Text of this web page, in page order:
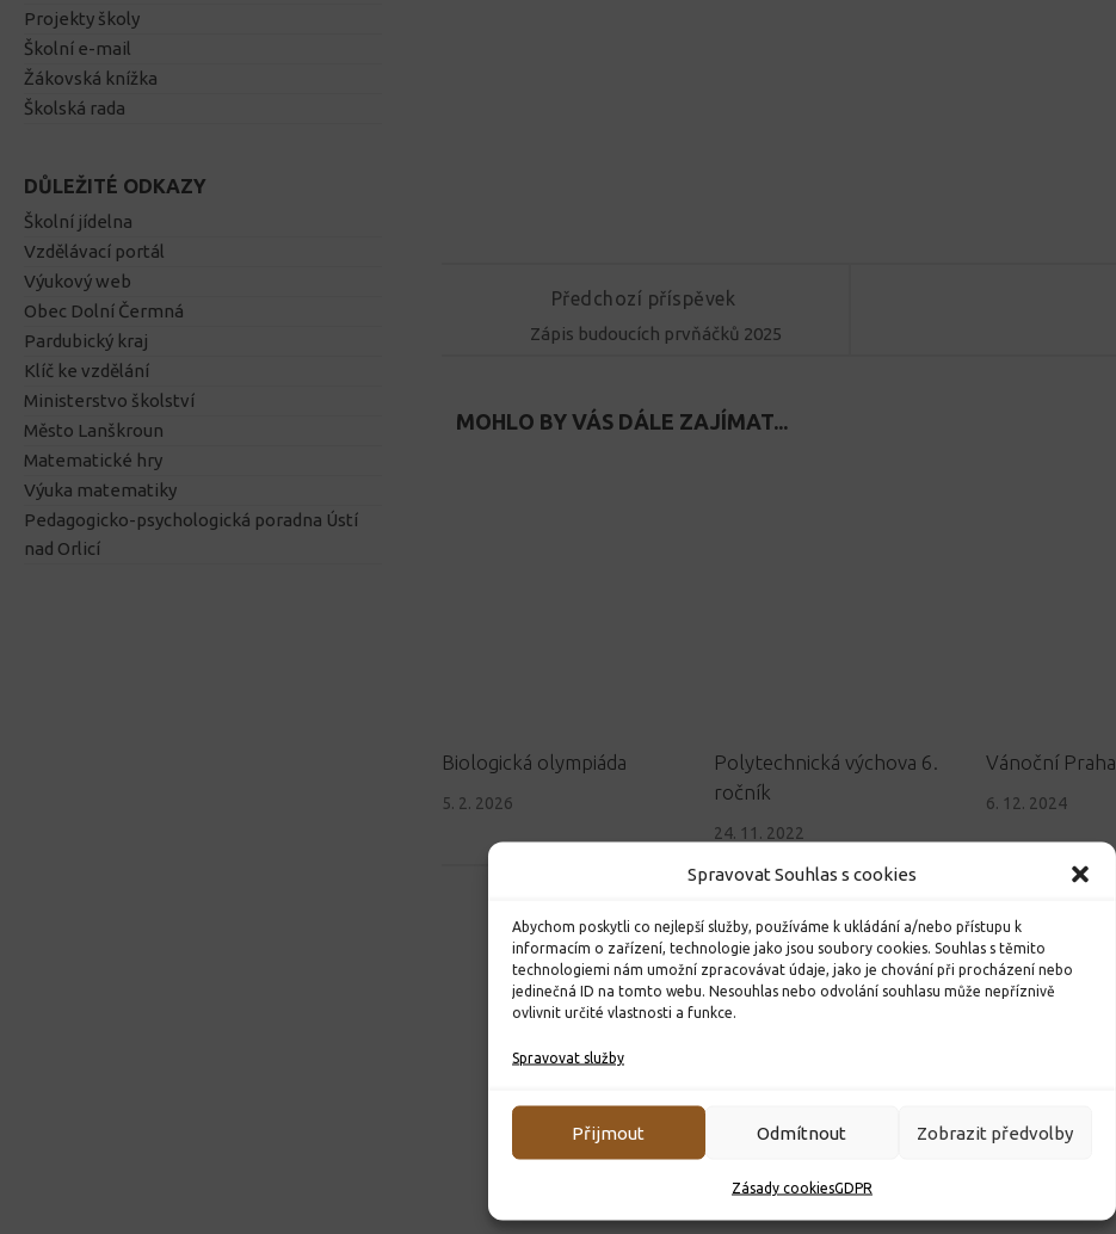
Spravovat Souhlas s cookies
Abychom poskytli co nejlepší služby, používáme k ukládání a/nebo přístupu k
informacím o zařízení, technologie jako jsou soubory cookies. Souhlas s těmito
technologiemi nám umožní zpracovávat údaje, jako je chování při procházení nebo
jedinečná ID na tomto webu. Nesouhlas nebo odvolání souhlasu může nepříznivě
ovlivnit určité vlastnosti a funkce.
Spravovat služby
Přijmout Odmítnout Zobrazit předvolby
Zásady cookiesGDPR
Předchozí příspěvek
Zápis budoucích prvňáčků 2025
MOHLO BY VÁS DÁLE ZAJÍMAT...
Biologická olympiáda
5. 2. 2026
Polytechnická výchova 6.
ročník
24. 11. 2022
Vánoční Praha
6. 12. 2024
Projekty školy
Školní e-mail
Žákovská knížka
Školská rada
DŮLEŽITÉ ODKAZY
Školní jídelna
Vzdělávací portál
Výukový web
Obec Dolní Čermná
Pardubický kraj
Klíč ke vzdělání
Ministerstvo školství
Město Lanškroun
Matematické hry
Výuka matematiky
Pedagogicko-psychologická poradna Ústí
nad Orlicí